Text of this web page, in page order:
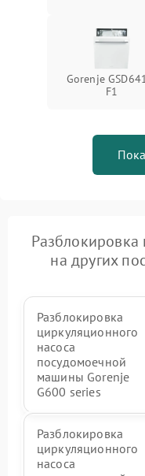
Gorenje
F1
Разблокировка
на других
Разблокировка
циркуляционного
насоса
посудомоечной
машины Gorenje
G600 series
Разблокировка
циркуляционного
насоса